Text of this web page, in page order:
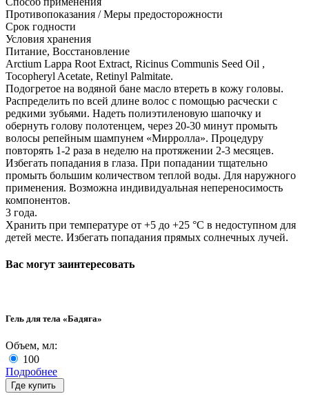
Противопоказания / Меры предосторожности
Срок годности
Условия хранения
Питание, Восстановление
Arctium Lappa Root Extract, Ricinus Communis Seed Oil ,
Tocopheryl Acetate, Retinyl Palmitate.
Подогретое на водяной бане масло втереть в кожу головы.
Распределить по всей длине волос с помощью расчески с
редкими зубьями. Надеть полиэтиленовую шапочку и
обернуть голову полотенцем, через 20-30 минут промыть
волосы репейным шампунем «Мирролла». Процедуру
повторять 1-2 раза в неделю на протяжении 2-3 месяцев.
Избегать попадания в глаза. При попадании тщательно
промыть большим количеством теплой воды. Для наружного
применения. Возможна индивидуальная непереносимость
компонентов.
3 года.
Хранить при температуре от +5 до +25 °С в недоступном для
детей месте. Избегать попадания прямых солнечных лучей.
Вас могут заинтересовать
Гель для тела «Бадяга»
Объем, мл:
100
Подробнее
Где купить